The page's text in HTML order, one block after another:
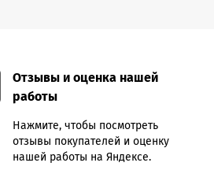
Отзывы и оценка нашей
работы
Нажмите, чтобы посмотреть
отзывы покупателей и оценку
нашей работы на Яндексе.